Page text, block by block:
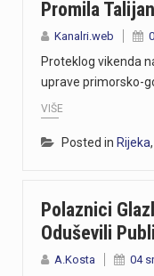
Promila
Kanalri.web
Proteklog vikenda
uprave primorsko-
VIŠE
Posted in Rijeka,
Polaznici
Oduševili
A.Kosta 04